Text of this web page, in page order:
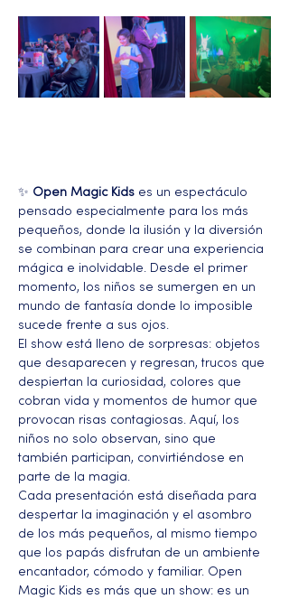
✨ Open Magic Kids es un espectáculo
pensado especialmente para los más
pequeños, donde la ilusión y la diversión
se combinan para crear una experiencia
mágica e inolvidable. Desde el primer
momento, los niños se sumergen en un
mundo de fantasía donde lo imposible
sucede frente a sus ojos.
El show está lleno de sorpresas: objetos
que desaparecen y regresan, trucos que
despiertan la curiosidad, colores que
cobran vida y momentos de humor que
provocan risas contagiosas. Aquí, los
niños no solo observan, sino que
también participan, convirtiéndose en
parte de la magia.
Cada presentación está diseñada para
despertar la imaginación y el asombro
de los más pequeños, al mismo tiempo
que los papás disfrutan de un ambiente
encantador, cómodo y familiar. Open
Magic Kids es más que un show: es un